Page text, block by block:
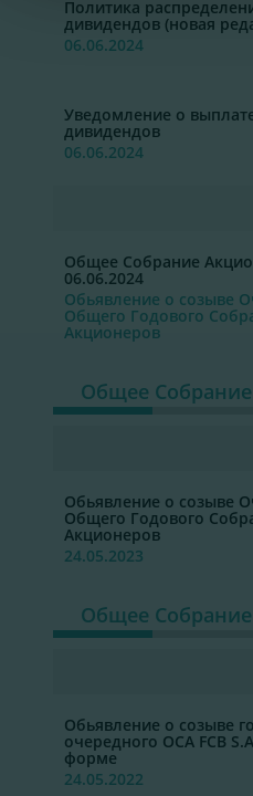
Политика
дивидендов (новая
06.06.2024
Уведомление о
дивидендов
06.06.2024
Общее Cобрание
06.06.2024
Обьявление о созыве
Общего Годового
Акционеров
Общее
Обьявление о созыве
Общего Годового
Акционеров
24.05.2023
Общее
Обьявление о созыве
очередного ОСА FCB
форме
24.05.2022